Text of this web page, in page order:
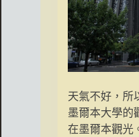
天氣不好，所
墨爾本大學的
在墨爾本觀光